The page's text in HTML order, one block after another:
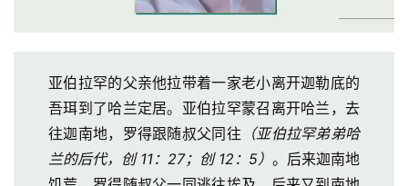
亚伯拉罕的父亲他拉带着一家老小离开迦勒底的
吾珥到了哈兰定居。亚伯拉罕蒙召离开哈兰，去
往迦南地，罗得跟随叔父同往 （亚伯拉罕弟弟哈
兰的后代，创 11：27；创 12：5） 。后来迦南地